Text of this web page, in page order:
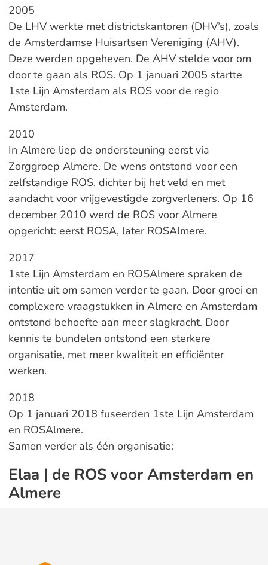
2005
De LHV werkte met districtskantoren (DHV’s), zoals
de Amsterdamse Huisartsen Vereniging (AHV).
Deze werden opgeheven. De AHV stelde voor om
door te gaan als ROS. Op 1 januari 2005 startte
1ste Lijn Amsterdam als ROS voor de regio
Amsterdam.
2010
In Almere liep de ondersteuning eerst via
Zorggroep Almere. De wens ontstond voor een
zelfstandige ROS, dichter bij het veld en met
aandacht voor vrijgevestigde zorgverleners. Op 16
december 2010 werd de ROS voor Almere
opgericht: eerst ROSA, later ROSAlmere.
2017
1ste Lijn Amsterdam en ROSAlmere spraken de
intentie uit om samen verder te gaan. Door groei en
complexere vraagstukken in Almere en Amsterdam
ontstond behoefte aan meer slagkracht. Door
kennis te bundelen ontstond een sterkere
organisatie, met meer kwaliteit en efficiënter
werken.
2018
Op 1 januari 2018 fuseerden 1ste Lijn Amsterdam
en ROSAlmere.
Samen verder als één organisatie:
Elaa | de ROS voor Amsterdam en
Almere